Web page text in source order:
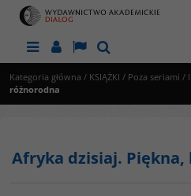
MenuPanelLangSzukaj
Kategoria główna / KSIĄŻKI / Poza seriami /
różnorodna
Afryka dzisiaj.